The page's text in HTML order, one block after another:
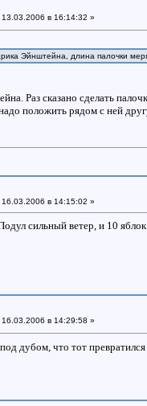
13.03.2006 в 16:14:32 »
Эйнштейна, длина палочки
Раз сказано сделать
положить рядом с ней
16.03.2006 в 14:15:02 »
сильный ветер, и 10
16.03.2006 в 14:29:58 »
под дубом, что тот